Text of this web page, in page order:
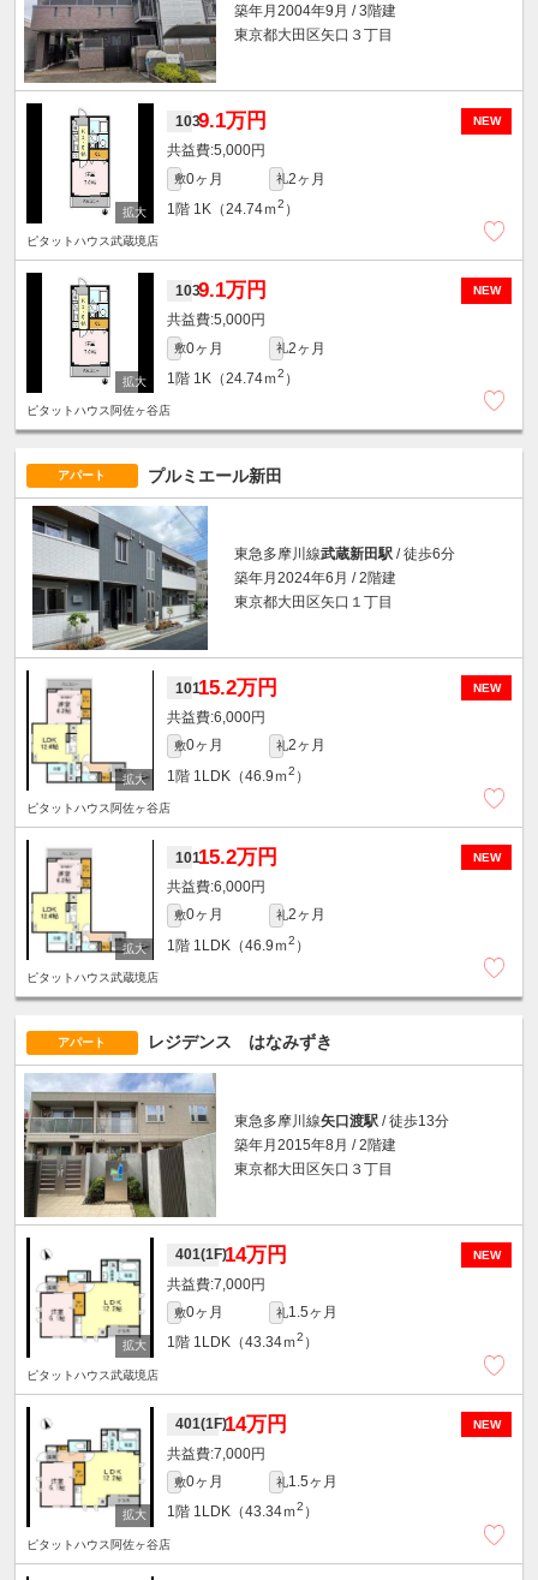
築年月2004年9月 / 3階建
東京都大田区矢口３丁目
NEW
1039.1万円
5,000円
敷0ヶ月 礼2ヶ月
1階 1K（24.74ｍ2 ）
ピタットハウス武蔵境店
NEW
1039.1万円
5,000円
敷0ヶ月 礼2ヶ月
1階 1K（24.74ｍ2 ）
ピタットハウス阿佐ヶ谷店
アパート プルミエール新田
東急多摩川線武蔵新田駅 / 徒歩6分
築年月2024年6月 / 2階建
東京都大田区矢口１丁目
NEW
10115.2万円
6,000円
敷0ヶ月 礼2ヶ月
1階 1LDK（46.9ｍ2 ）
ピタットハウス阿佐ヶ谷店
NEW
10115.2万円
6,000円
敷0ヶ月 礼2ヶ月
1階 1LDK（46.9ｍ2 ）
ピタットハウス武蔵境店
アパート レジデンス はなみずき
東急多摩川線矢口渡駅 / 徒歩13分
築年月2015年8月 / 2階建
東京都大田区矢口３丁目
NEW
401(1F)14万円
7,000円
敷0ヶ月 礼1.5ヶ月
1階 1LDK（43.34ｍ2 ）
ピタットハウス武蔵境店
NEW
401(1F)14万円
7,000円
敷0ヶ月 礼1.5ヶ月
1階 1LDK（43.34ｍ2 ）
ピタットハウス阿佐ヶ谷店